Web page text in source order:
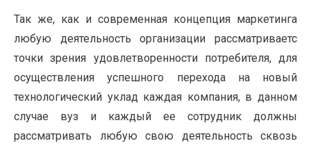
Так же, как и современная концепция маркетинга
любую деятельность организации рассматриваетс
точки зрения удовлетворенности потребителя, для
осуществления успешного перехода на новый
технологический уклад каждая компания, в данном
случае вуз и каждый ее сотрудник должны
рассматривать любую свою деятельность сквозь